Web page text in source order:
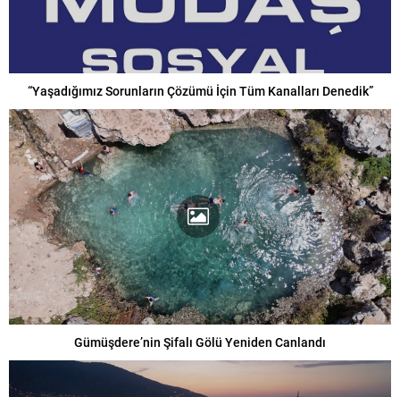
“Yaşadığımız Sorunların Çözümü İçin Tüm Kanalları Denedik”
Gümüşdere’nin Şifalı Gölü Yeniden Canlandı